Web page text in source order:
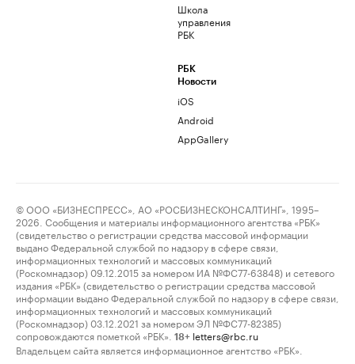
Школа
управления
РБК
РБК
Новости
iOS
Android
AppGallery
© ООО «БИЗНЕСПРЕСС», АО «РОСБИЗНЕСКОНСАЛТИНГ», 1995–
2026. Сообщения и материалы информационного агентства «РБК»
(свидетельство о регистрации средства массовой информации
выдано Федеральной службой по надзору в сфере связи,
информационных технологий и массовых коммуникаций
(Роскомнадзор) 09.12.2015 за номером ИА №ФС77-63848) и сетевого
издания «РБК» (свидетельство о регистрации средства массовой
информации выдано Федеральной службой по надзору в сфере связи,
информационных технологий и массовых коммуникаций
(Роскомнадзор) 03.12.2021 за номером ЭЛ №ФС77-82385)
сопровождаются пометкой «РБК».
18+ letters@rbc.ru
Владельцем сайта является информационное агентство «РБК».